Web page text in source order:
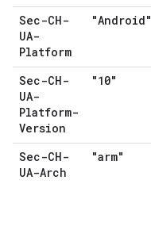
Sec-CH-
UA-
Platform
"Android"
Sec-CH-
UA-
Platform-
Version
"10"
Sec-CH-
UA-Arch
"arm"